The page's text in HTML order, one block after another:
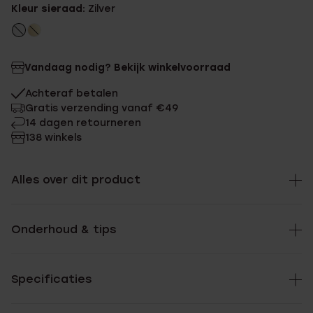
Kleur sieraad: Zilver
Vandaag nodig? Bekijk winkelvoorraad
Achteraf betalen
Gratis verzending vanaf €49
14 dagen retourneren
138 winkels
Alles over dit product
Onderhoud & tips
Specificaties